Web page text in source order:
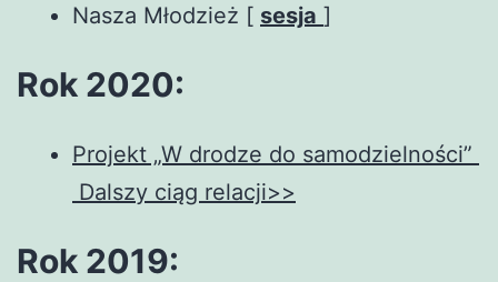
Nasza Młodzież [ sesja ]
Rok 2020:
Projekt „W drodze do samodzielności”
Dalszy ciąg relacji>>
Rok 2019: